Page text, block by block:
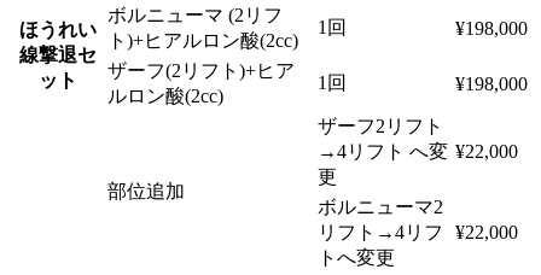
ほうれい
線撃退セ
ット
ボルニューマ (2リフ
ト)+ヒアルロン酸(2cc)
1回 ¥198,000
ザーフ(2リフト)+ヒア
ルロン酸(2cc)
1回 ¥198,000
部位追加
ザーフ2リフト
→4リフト へ変
更
¥22,000
ボルニューマ2
リフト→4リフ
トへ変更
¥22,000